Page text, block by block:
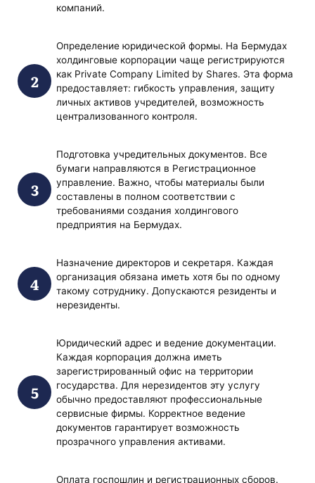
компаний.
Определение юридической формы. На Бермудах
холдинговые корпорации чаще регистрируются
как Private Company Limited by Shares. Эта форма
предоставляет: гибкость управления, защиту
личных активов учредителей, возможность
централизованного контроля.
Подготовка учредительных документов. Все
бумаги направляются в Регистрационное
управление. Важно, чтобы материалы были
составлены в полном соответствии с
требованиями создания холдингового
предприятия на Бермудах.
Назначение директоров и секретаря. Каждая
организация обязана иметь хотя бы по одному
такому сотруднику. Допускаются резиденты и
нерезиденты.
Юридический адрес и ведение документации.
Каждая корпорация должна иметь
зарегистрированный офис на территории
государства. Для нерезидентов эту услугу
обычно предоставляют профессиональные
сервисные фирмы. Корректное ведение
документов гарантирует возможность
прозрачного управления активами.
Оплата госпошлин и регистрационных сборов.